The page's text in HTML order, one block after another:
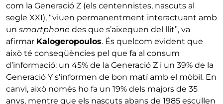
com la Generació Z (els centennistes, nascuts al
segle XXI), “viuen permanentment interactuant amb
un smartphone des que s’aixequen del llit”, va
afirmar Kalogeropoulos. És quelcom evident que
això té conseqüències pel que fa al consum
d’informació: un 45% de la Generació Z i un 39% de la
Generació Y s’informen de bon matí amb el mòbil. En
canvi, això només ho fa un 19% dels majors de 35
anys, mentre que els nascuts abans de 1985 escullen